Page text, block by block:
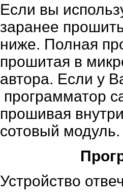
Если вы
заранее
ниже. Полная
прошитая в
автора. Если у
программатор
прошивая
сотовый модуль.
Устройство